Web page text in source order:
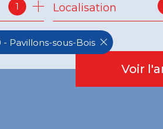
de l'ancien
du neuf
de l'immo pro
à
1 Localisation
Voir
- Pavillons-sous-Bois